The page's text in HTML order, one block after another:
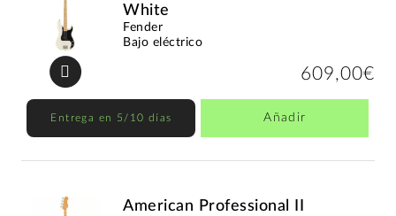
White
Fender
Bajo eléctrico
609,00€
Entrega en 5/10 días Añadir
American Professional II